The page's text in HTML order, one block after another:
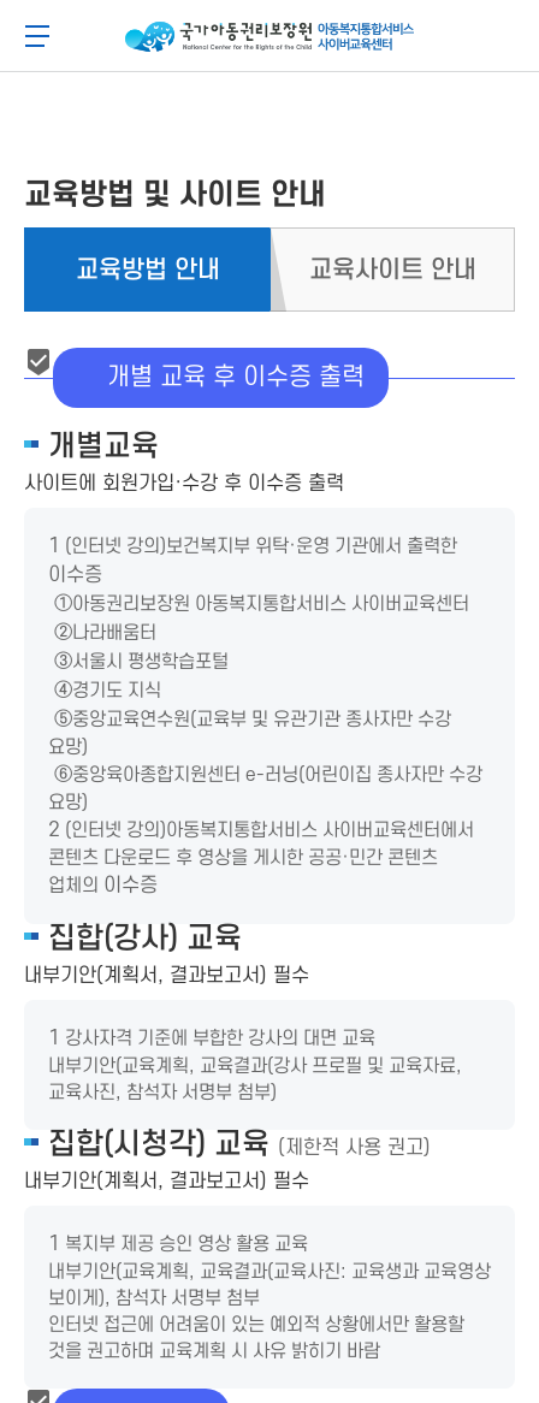
로
로
메뉴 버튼
아동이 행복한 세상 아동권리보장원 아동복지통합
교육방법 및 사이트 안내
교육방법 안내 교육사이트 안내
개별 교육 후 이수증 출력
개별교육
사이트에 회원가입·수강 후 이수증 출력
1 (인터넷 강의)보건복지부 위탁·운영 기관에서 출력한
이수증
①아동권리보장원 아동복지통합서비스 사이버교육센터
②나라배움터
③서울시 평생학습포털
④경기도 지식
⑤중앙교육연수원(교육부 및 유관기관 종사자만 수강
요망)
⑥중앙육아종합지원센터 e-러닝(어린이집 종사자만 수강
요망)
2 (인터넷 강의)아동복지통합서비스 사이버교육센터에서
콘텐츠 다운로드 후 영상을 게시한 공공·민간 콘텐츠
업체의 이수증
집합(강사) 교육
내부기안(계획서, 결과보고서) 필수
1 강사자격 기준에 부합한 강사의 대면 교육
내부기안(교육계획, 교육결과(강사 프로필 및 교육자료,
교육사진, 참석자 서명부 첨부)
집합(시청각) 교육 (제한적 사용 권고)
내부기안(계획서, 결과보고서) 필수
1 복지부 제공 승인 영상 활용 교육
내부기안(교육계획, 교육결과(교육사진: 교육생과 교육영상
보이게), 참석자 서명부 첨부
인터넷 접근에 어려움이 있는 예외적 상황에서만 활용할
것을 권고하며 교육계획 시 사유 밝히기 바람